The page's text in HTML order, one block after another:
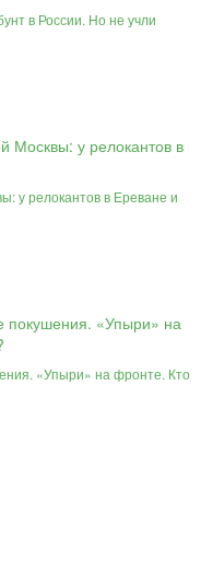
в России. Но не учли
у релокантов в Ереване и
«Упыри» на фронте. Кто